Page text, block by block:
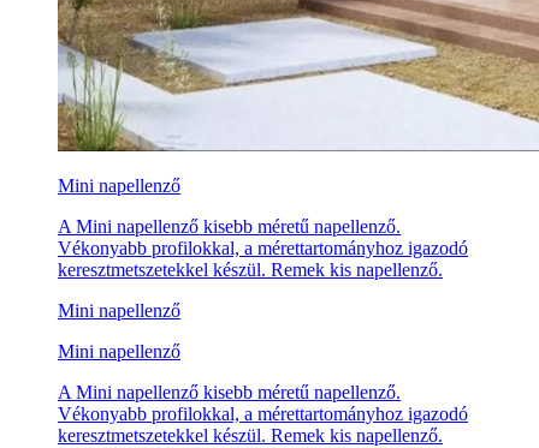
Mini napellenző
A Mini napellenző kisebb méretű napellenző.
Vékonyabb profilokkal, a mérettartományhoz igazodó
keresztmetszetekkel készül. Remek kis napellenző.
Mini napellenző
Mini napellenző
A Mini napellenző kisebb méretű napellenző.
Vékonyabb profilokkal, a mérettartományhoz igazodó
keresztmetszetekkel készül. Remek kis napellenző.